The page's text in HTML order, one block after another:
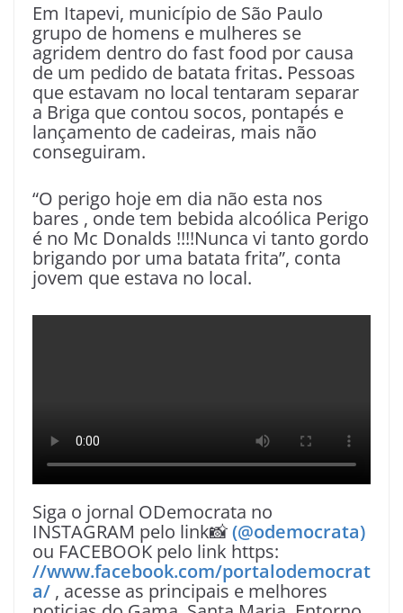
Em Itapevi, município de São Paulo
grupo de homens e mulheres se
agridem dentro do fast food por causa
de um pedido de batata fritas. Pessoas
que estavam no local tentaram separar
a Briga que contou socos, pontapés e
lançamento de cadeiras, mais não
conseguiram.
“O perigo hoje em dia não esta nos
bares , onde tem bebida alcoólica Perigo
é no Mc Donalds !!!!Nunca vi tanto gordo
brigando por uma batata frita”, conta
jovem que estava no local.
Siga o jornal ODemocrata no
INSTAGRAM pelo link📸(@odemocrata)
ou FACEBOOK pelo link https:
//www.facebook.com/portalodemocrat
a/ , acesse as principais e melhores